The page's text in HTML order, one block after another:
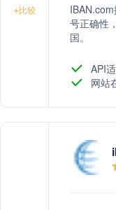
+比较
号正确性
国。
API
网站